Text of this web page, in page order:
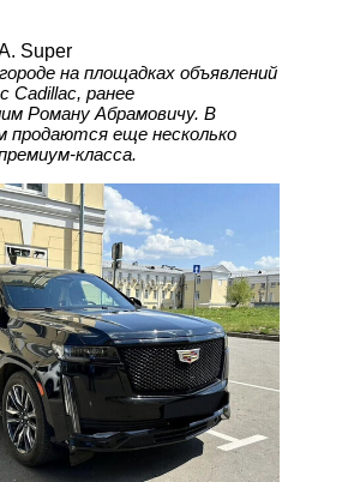
Super
на площадках объявлений
Cadillac, ранее
Роману Абрамовичу. В
продаются еще несколько
класса.